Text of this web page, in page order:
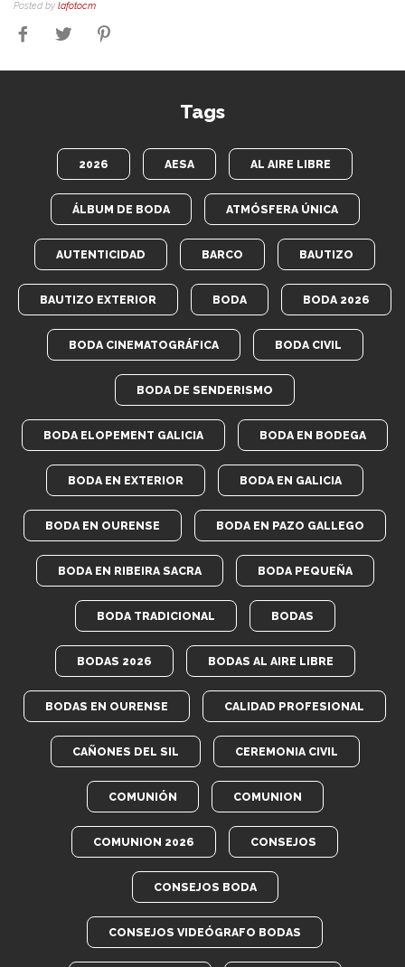
Posted by lafotocm
Tags
2026 AESA AL AIRE LIBRE
ÁLBUM DE BODA ATMÓSFERA ÚNICA
AUTENTICIDAD BARCO BAUTIZO
BAUTIZO EXTERIOR BODA BODA 2026
BODA CINEMATOGRÁFICA BODA CIVIL
BODA DE SENDERISMO
BODA ELOPEMENT GALICIA BODA EN BODEGA
BODA EN EXTERIOR BODA EN GALICIA
BODA EN OURENSE BODA EN PAZO GALLEGO
BODA EN RIBEIRA SACRA BODA PEQUEÑA
BODA TRADICIONAL BODAS
BODAS 2026 BODAS AL AIRE LIBRE
BODAS EN OURENSE CALIDAD PROFESIONAL
CAÑONES DEL SIL CEREMONIA CIVIL
COMUNIÓN COMUNION
COMUNION 2026 CONSEJOS
CONSEJOS BODA
CONSEJOS VIDEÓGRAFO BODAS